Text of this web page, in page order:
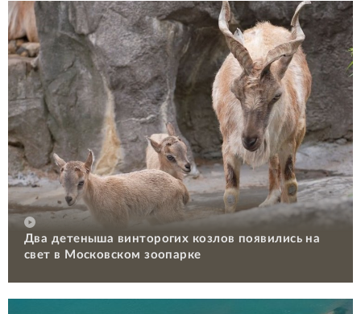
Два детеныша винторогих козлов появились на
свет в Московском зоопарке